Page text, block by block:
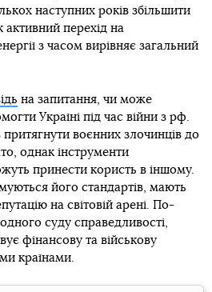
наступних років збільшити
активний перехід на
з часом вирівняє загальний
на запитання, чи може
Україні під час війни з рф.
воєнних злочинців до
однак інструменти
принести користь в іншому.
його стандартів, мають
на світовій арені. По-
суду справедливості,
фінансову та військову
країнами.